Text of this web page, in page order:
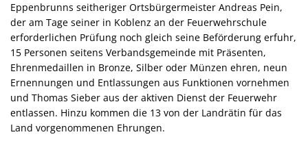
Eppenbrunns seitheriger Ortsbürgermeister Andreas Pein,
der am Tage seiner in Koblenz an der Feuerwehrschule
erforderlichen Prüfung noch gleich seine Beförderung erfuhr,
15 Personen seitens Verbandsgemeinde mit Präsenten,
Ehrenmedaillen in Bronze, Silber oder Münzen ehren, neun
Ernennungen und Entlassungen aus Funktionen vornehmen
und Thomas Sieber aus der aktiven Dienst der Feuerwehr
entlassen. Hinzu kommen die 13 von der Landrätin für das
Land vorgenommenen Ehrungen.